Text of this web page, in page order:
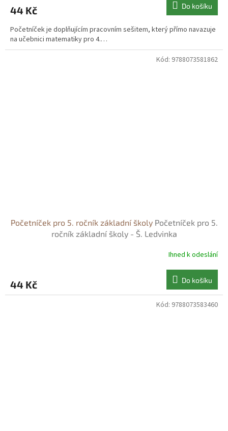
44 Kč Do košíku
Početníček je doplňujícím pracovním sešitem, který přímo navazuje
na učebnici matematiky pro 4.…
Početníček pro 5. ročník základní školy Početníček pro 5.
ročník základní školy - Š. Ledvinka
Ihned k odeslání
44 Kč Do košíku
Kód: 9788073581862
Kód: 9788073583460